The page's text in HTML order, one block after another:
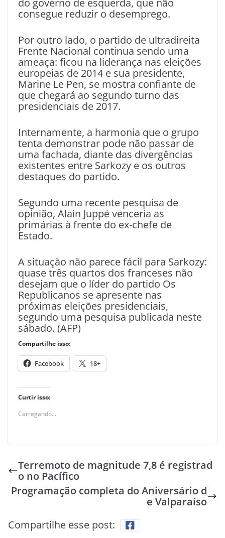
do governo de esquerda, que não
consegue reduzir o desemprego.
Por outro lado, o partido de ultradireita
Frente Nacional continua sendo uma
ameaça: ficou na liderança nas eleições
europeias de 2014 e sua presidente,
Marine Le Pen, se mostra confiante de
que chegará ao segundo turno das
presidenciais de 2017.
Internamente, a harmonia que o grupo
tenta demonstrar pode não passar de
uma fachada, diante das divergências
existentes entre Sarkozy e os outros
destaques do partido.
Segundo uma recente pesquisa de
opinião, Alain Juppé venceria as
primárias à frente do ex-chefe de
Estado.
A situação não parece fácil para Sarkozy:
quase três quartos dos franceses não
desejam que o líder do partido Os
Republicanos se apresente nas
próximas eleições presidenciais,
segundo uma pesquisa publicada neste
sábado. (AFP)
Compartilhe isso:
Facebook 18+
Curtir isso:
Carregando...
Terremoto de magnitude 7,8 é registrad
o no Pacífico
Programação completa do Aniversário d
e Valparaíso
Compartilhe esse post: